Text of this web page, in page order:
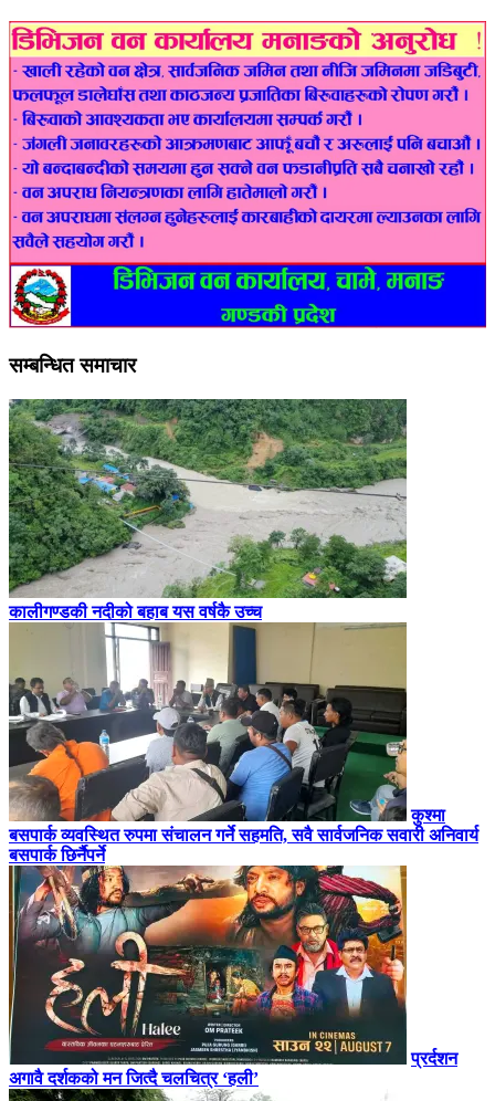
सम्बन्धित समाचार
कालीगण्डकी नदीको बहाब यस वर्षकै उच्च
कुश्मा
बसपार्क व्यवस्थित रुपमा संचालन गर्ने सहमति, सवै सार्वजनिक सवारी अनिवार्य
बसपार्क छिर्नैपर्ने
प्रर्दशन
अगावै दर्शकको मन जित्दै चलचित्र ‘हली’